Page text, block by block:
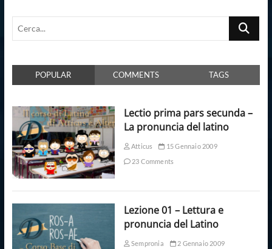
Cerca...
POPULAR COMMENTS TAGS
Lectio prima pars secunda –
La pronuncia del latino
Atticus
15 Gennaio 2009
23 Comments
Lezione 01 – Lettura e
pronuncia del Latino
Sempronia
2 Gennaio 2009